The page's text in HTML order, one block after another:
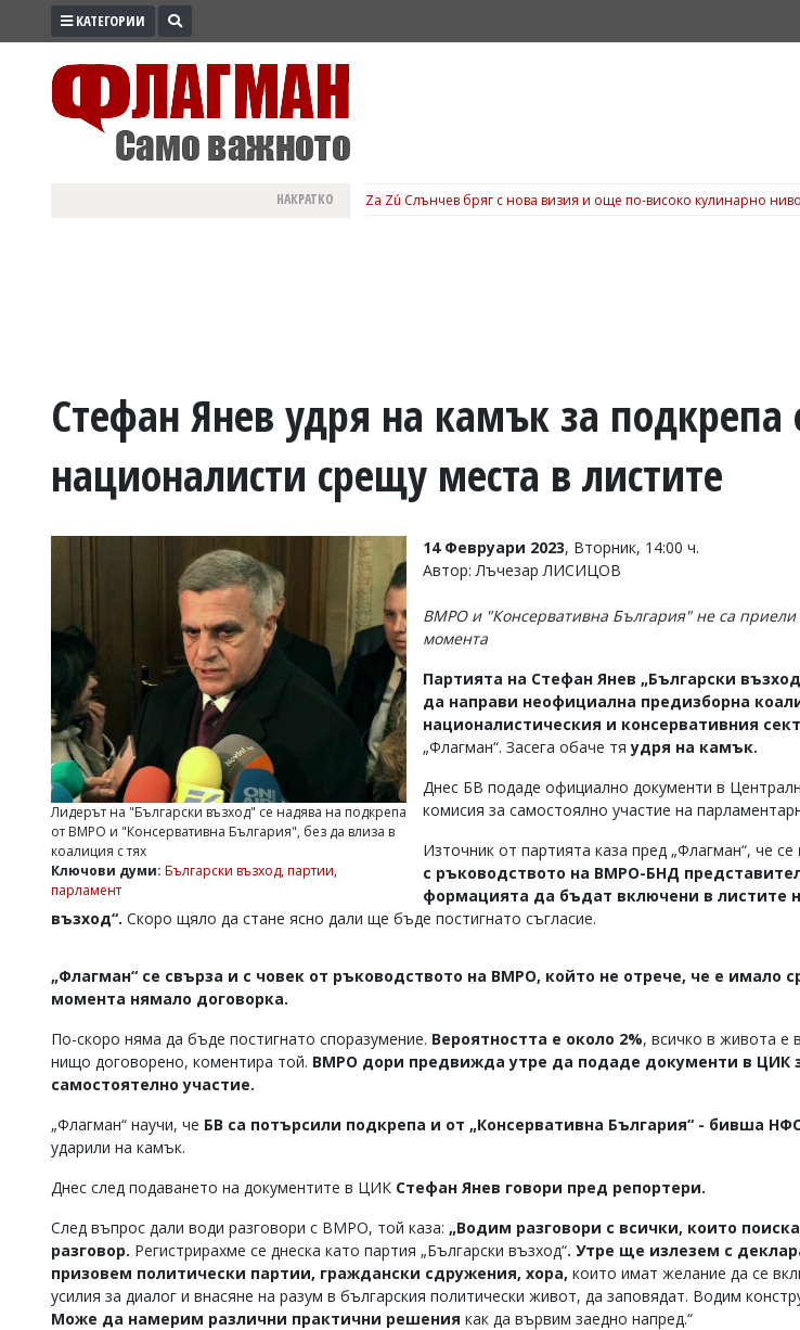
ПРОМО
ВОЙНАТА
УКРАЙНА
Управители:
Василев,
v.vasilev@flagman.bg
Касабова,
еmail:k.kassabova@flagman.bg
Главен
редактор:
Коментарите
статиите
въвеждат
редакцията
откриете
обиден
КАТЕГОРИИ
НАКРАТКО Za Zú Слънчев бряг с нова визия и още по-високо кулинарно ниво
Стефан Янев удря на камък за подкрепа
националисти срещу места в листите
Лидерът на "Български възход" се надява на подкрепа
от ВМРО и "Консервативна България", без да влиза в
коалиция с тях
Ключови думи: Български възход, партии,
парламент
14 Февруари 2023, Вторник, 14:00 ч.
Автор: Лъчезар ЛИСИЦОВ
ВМРО и "Консервативна България" не са приели
момента
Партията на Стефан Янев „Български
да направи неофициална предизборна
националистическия и консервативния
„Флагман“. Засега обаче тяудря на камък.
Днес БВ подаде официално документи в
комисия за самостоялно участие на
Източник от партията каза пред „Флагман“, че се
с ръководството на ВМРО-БНД
формацията да бъдат включени в листите
възход“. Скоро щяло да стане ясно дали ще бъде постигнато съгласие.
„Флагман“ се свърза и с човек от ръководството на ВМРО, който не отрече, че е имало
момента нямало договорка.
По-скоро няма да бъде постигнато споразумение. Вероятността е около 2%, всичко в живота
нищо договорено, коментира той. ВМРО дори предвижда утре да подаде документи в ЦИК
самостоятелно участие.
„Флагман“ научи, че БВ са потърсили подкрепа и от „Консервативна България“ - бивша
ударили на камък.
Днес след подаването на документите в ЦИК Стефан Янев говори пред репортери.
След въпрос дали води разговори с ВМРО, той каза: „Водим разговори с всички, които
разговор. Регистрирахме се днеска като партия „Български възход“. Утре ще излезем с
призовем политически партии, граждански сдружения, хора, които имат желание да се
усилия за диалог и внасяне на разум в българския политически живот, да заповядат. Водим
Може да намерим различни практични решения как да вървим заедно напред.“